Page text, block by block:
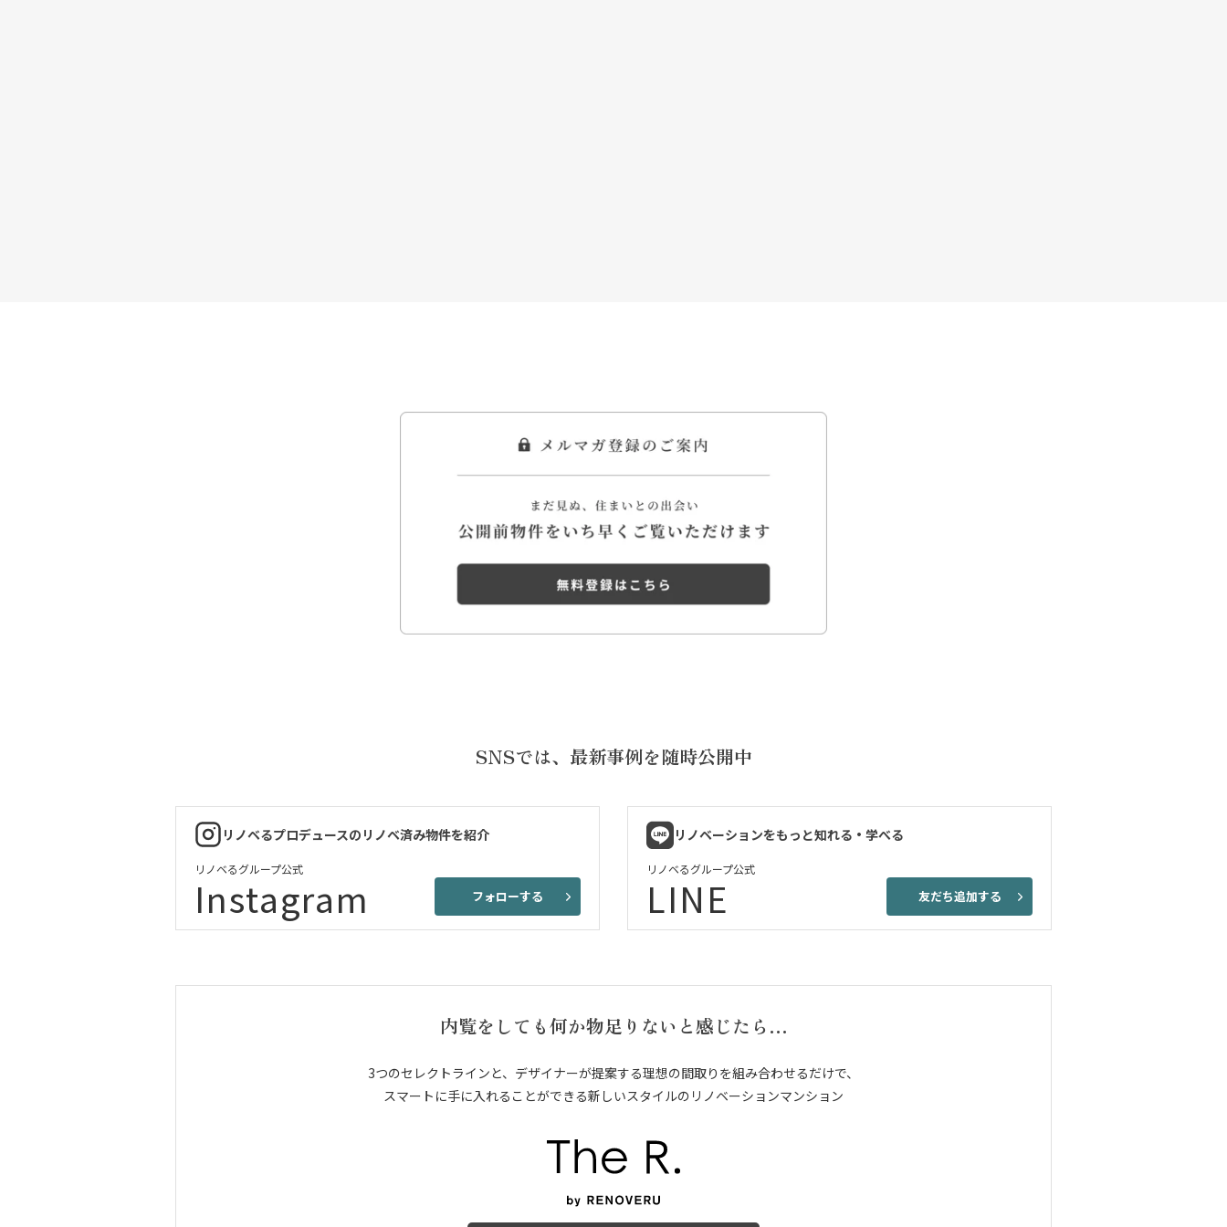
SNSでは、 最新事例を随時公開中
リノベるプロデュースのリノベ済み物件を紹介
リノベるグループ公式
Instagram フォローする
リノベーションをもっと知れる・学べる
リノベるグループ公式
LINE 友だち追加する
内覧をしても何か物足りないと感じたら…
3つのセレクトラインと、デザイナーが提案する理想の間取りを組み合わせるだけで、
スマートに手に入れることができる新しいスタイルのリノベーションマンション